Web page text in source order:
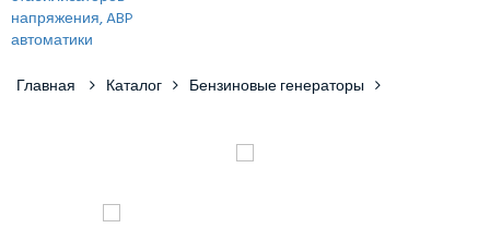
Главная Каталог Бензиновые генераторы